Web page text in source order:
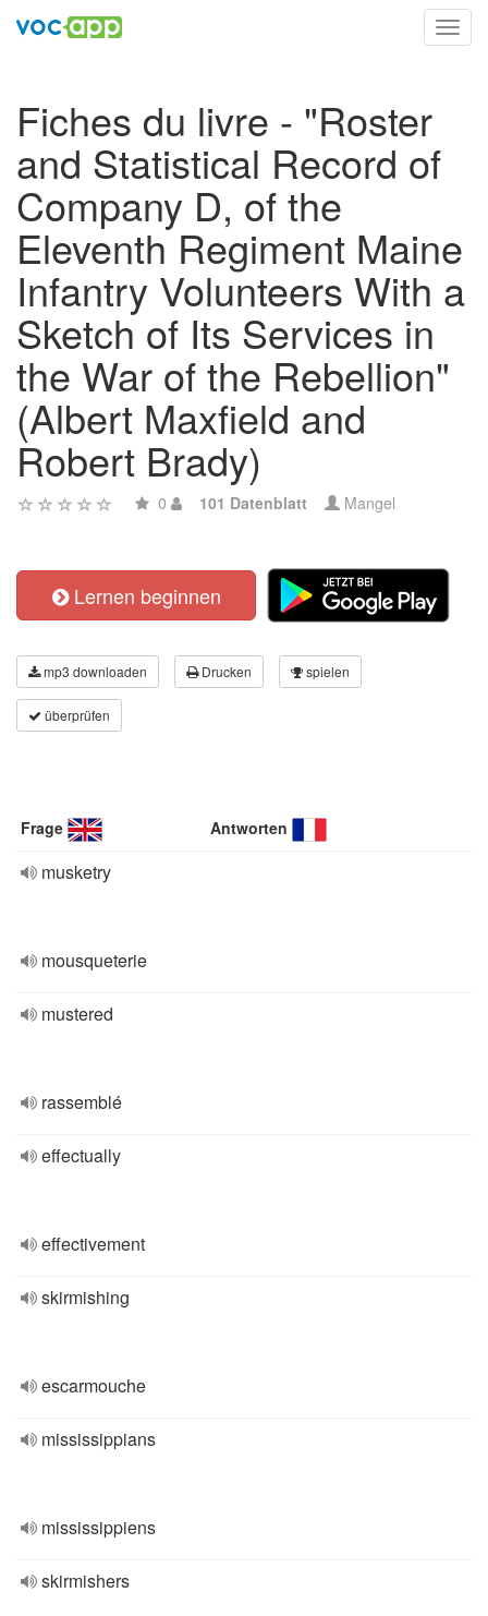
Fiches du livre - "Roster
and Statistical Record of
Company D, of the
Eleventh Regiment Maine
Infantry Volunteers With a
Sketch of Its Services in
the War of the Rebellion"
(Albert Maxfield and
Robert Brady)
0 101 Datenblatt Mangel
Lernen beginnen
mp3 downloaden Drucken spielen
überprüfen
Frage Antworten
musketry
mousqueterie
mustered
rassemblé
effectually
effectivement
skirmishing
escarmouche
mississippians
mississippiens
skirmishers